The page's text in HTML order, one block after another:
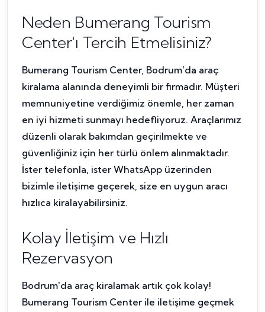
Neden Bumerang Tourism
Center'ı Tercih Etmelisiniz?
Bumerang Tourism Center, Bodrum’da araç
kiralama alanında deneyimli bir firmadır. Müşteri
memnuniyetine verdiğimiz önemle, her zaman
en iyi hizmeti sunmayı hedefliyoruz. Araçlarımız
düzenli olarak bakımdan geçirilmekte ve
güvenliğiniz için her türlü önlem alınmaktadır.
İster telefonla, ister WhatsApp üzerinden
bizimle iletişime geçerek, size en uygun aracı
hızlıca kiralayabilirsiniz.
Kolay İletişim ve Hızlı
Rezervasyon
Bodrum'da araç kiralamak artık çok kolay!
Bumerang Tourism Center ile iletişime geçmek